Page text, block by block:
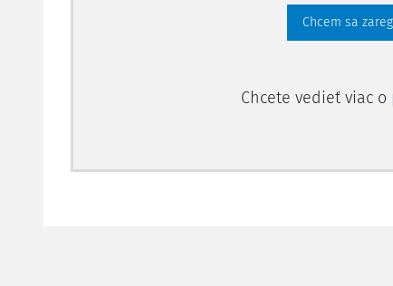
Chcem sa
Chcete vedieť viac o